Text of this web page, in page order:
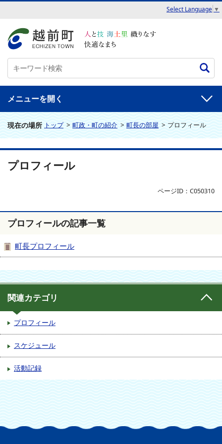
Select Language ▼
メニュー
現在の場所 トップ>町政・町の紹介>町長の部屋>プロフィール
プロフィール
ページID：C050310
プロフィールの記事一覧
町長プロフィール
関連カテゴリ
プロフィール
スケジュール
活動記録